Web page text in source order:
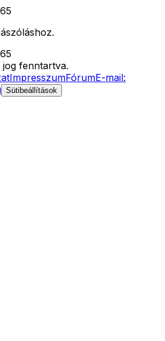
jog fenntartva.
ImpresszumFórumE-mail:
Sütibeállítások